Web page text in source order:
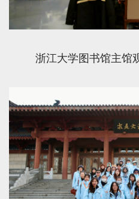
浙江大学图书馆主馆